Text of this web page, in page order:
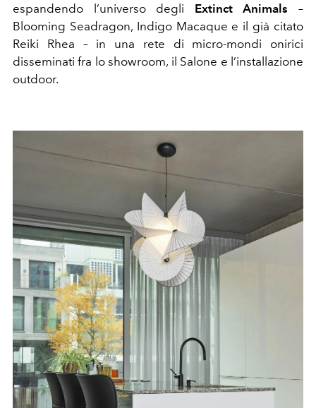
espandendo l’universo degli Extinct Animals –
Blooming Seadragon, Indigo Macaque e il già citato
Reiki Rhea – in una rete di micro-mondi onirici
disseminati fra lo showroom, il Salone e l’installazione
outdoor.